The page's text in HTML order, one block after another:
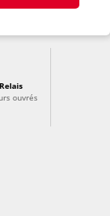
ouvrés